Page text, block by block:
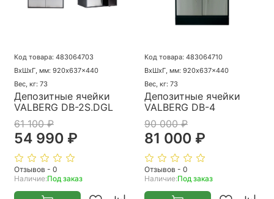
Код товара: 483064703
ВхШхГ, мм: 920x637x440
Вес, кг: 73
Депозитные ячейки
VALBERG DB-2S.DGL
61 100 ₽
54 990 ₽
Отзывов - 0
Наличие:Под заказ
Код товара: 483064710
ВхШхГ, мм: 920x637x440
Вес, кг: 73
Депозитные ячейки
VALBERG DB-4
90 000 ₽
81 000 ₽
Отзывов - 0
Наличие:Под заказ